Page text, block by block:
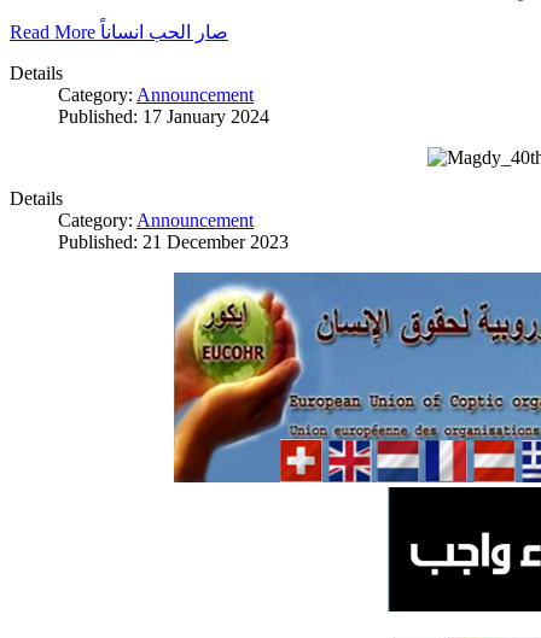
Read More صار الحب انساناً
Details
Category: Announcement
Published: 17 January 2024
Details
Category: Announcement
Published: 21 December 2023